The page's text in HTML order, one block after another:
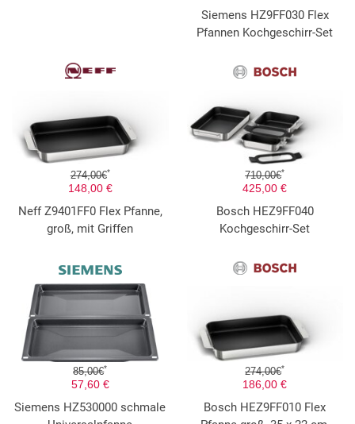
Siemens HZ9FF030 Flex
Pfannen Kochgeschirr-Set
274,00€*
148,00 €
Neff Z9401FF0 Flex Pfanne,
groß, mit Griffen
710,00€*
425,00 €
Bosch HEZ9FF040
Kochgeschirr-Set
85,00€*
57,60 €
Siemens HZ530000 schmale
274,00€*
186,00 €
Bosch HEZ9FF010 Flex